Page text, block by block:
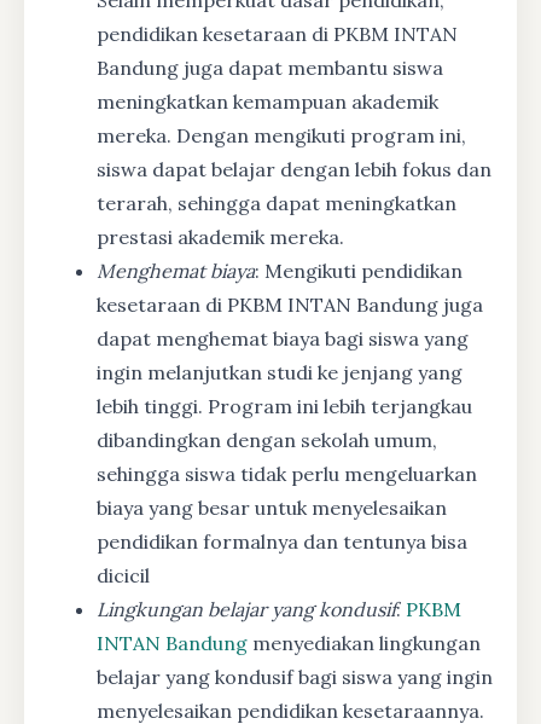
pendidikan kesetaraan di PKBM INTAN
Bandung juga dapat membantu siswa
meningkatkan kemampuan akademik
mereka. Dengan mengikuti program ini,
siswa dapat belajar dengan lebih fokus dan
terarah, sehingga dapat meningkatkan
prestasi akademik mereka.
Menghemat biaya: Mengikuti pendidikan
kesetaraan di PKBM INTAN Bandung juga
dapat menghemat biaya bagi siswa yang
ingin melanjutkan studi ke jenjang yang
lebih tinggi. Program ini lebih terjangkau
dibandingkan dengan sekolah umum,
sehingga siswa tidak perlu mengeluarkan
biaya yang besar untuk menyelesaikan
pendidikan formalnya dan tentunya bisa
dicicil
Lingkungan belajar yang kondusif: PKBM
INTAN Bandung menyediakan lingkungan
belajar yang kondusif bagi siswa yang ingin
menyelesaikan pendidikan kesetaraannya.